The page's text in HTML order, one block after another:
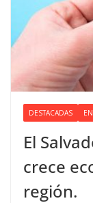
DESTACADAS
El
crece
región.